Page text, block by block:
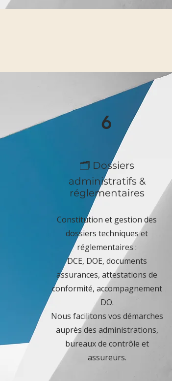
6
🗂️ Dossiers
administratifs &
réglementaires
Constitution et gestion des
dossiers techniques et
réglementaires :
DCE, DOE, documents
assurances, attestations de
conformité, accompagnement
DO.
Nous facilitons vos démarches
auprès des administrations,
bureaux de contrôle et
assureurs.